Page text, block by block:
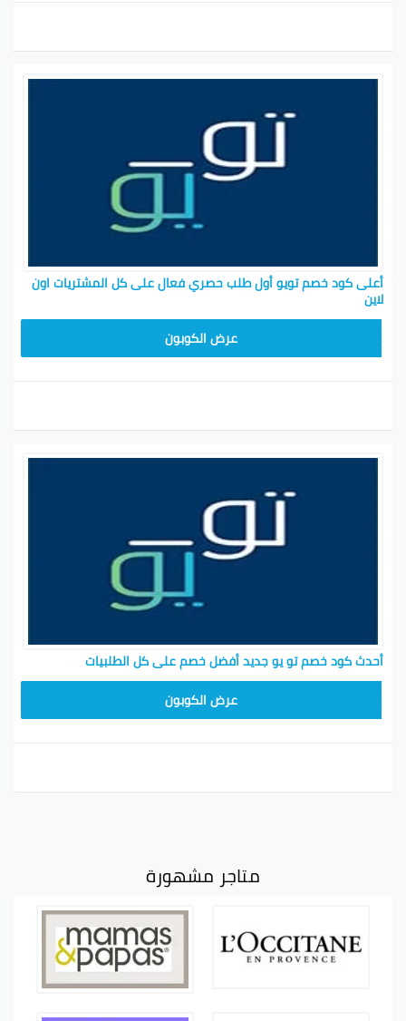
أعلى كود خصم تويو أول طلب حصري فعال على كل المشتريات اون
لاين
عرض الكوبون
أحدث كود خصم تو يو جديد أفضل خصم على كل الطلبيات
عرض الكوبون
متاجر مشهورة